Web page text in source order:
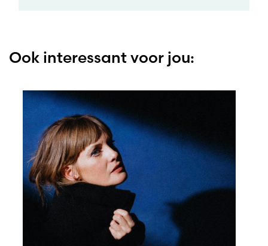
Ook interessant voor jou: